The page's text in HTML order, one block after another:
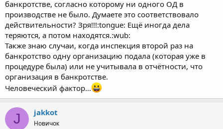
банкротстве, согласно которому ни одного ОД в
производстве не было. Думаете это соответствовало
действительности? Зря!!!:tongue: Ещё иногда дела
теряются, а потом находятся.:wub:
Также знаю случаи, когда инспекция второй раз на
банкротство одну организацию подала (которая уже в
процедуре была) или не учитывала в отчётности, что
организация в банкротстве.
Человеческий фактор...
J jakkot
Новичок